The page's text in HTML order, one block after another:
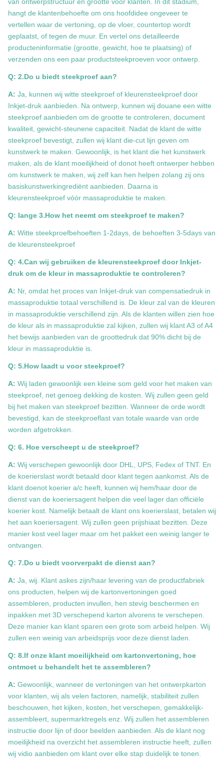
hangt de klantenbehoefte om ons hoofdidee ongeveer te
vertellen waar de vertoning, op de vloer, countertop wordt
geplaatst, of tegen de muur. En vertel ons detailleerde
producteninformatie (grootte, gewicht, hoe te plaatsing) of
verzenden ons een paar productsteekproeven voor ontwerp.
Q: 2.Do u biedt steekproef aan?
A: Ja, kunnen wij witte steekproef of kleurensteekproef door
Inkjet-druk aanbieden. Na ontwerp, kunnen wij douane een witte
steekproef aanbieden om de grootte te controleren, document
kwaliteit, gewicht-steunene capaciteit. Nadat de klant de witte
steekproef bevestigt, zullen wij klant die-cut lijn geven om
kunstwerk te maken. Gewoonlijk, is het klant die het kunstwerk
maken, als de klant moeilijkheid of donot heeft ontwerper hebben
om kunstwerk te maken, wij zelf kan hen helpen zolang zij ons
basiskunstwerkingrediënt aanbieden. Daarna is
kleurensteekproef vóór massaproduktie te maken.
Q: lange 3.How het neemt om steekproef te maken?
A: Witte steekproefbehoeften 1-2days, de behoeften 3-5days van
de kleurensteekproef
Q: 4.Can wij gebruiken de kleurensteekproef door Inkjet-
druk om de kleur in massaproduktie te controleren?
A: Nr, omdat het proces van Inkjet-druk van compensatiedruk in
massaproduktie totaal verschillend is. De kleur zal van de kleuren
in massaproduktie verschillend zijn. Als de klanten willen zien hoe
de kleur als in massaproduktie zal kijken, zullen wij klant A3 of A4
het bewijs aanbieden van de groottedruk dat 90% dicht bij de
kleur in massaproduktie is.
Q: 5.How laadt u voor steekproef?
A: Wij laden gewoonlijk een kleine som geld voor het maken van
steekproef, net genoeg dekking de kosten. Wij zullen geen geld
bij het maken van steekproef bezitten. Wanneer de orde wordt
bevestigd, kan de steekproeflast van totale waarde van orde
worden afgetrokken.
Q: 6. Hoe verscheept u de steekproef?
A: Wij verschepen gewoonlijk door DHL, UPS, Fedex of TNT. En
de koerierslast wordt betaald door klant tegen aankomst. Als de
klant doenot koerier a/c heeft, kunnen wij hem/haar door de
dienst van de koeriersagent helpen die veel lager dan officiële
koerier kost. Namelijk betaalt de klant ons koerierslast, betalen wij
het aan koeriersagent. Wij zullen geen prijshiaat bezitten. Deze
manier kost veel lager maar om het pakket een weinig langer te
ontvangen.
Q: 7.Do u biedt voorverpakt de dienst aan?
A: Ja, wij. Klant askes zijn/haar levering van de productfabriek
ons producten, helpen wij de kartonvertoningen goed
assembleren, producten invullen, hen stevig beschermen en
inpakken met 3D verschepend karton alvorens te verschepen.
Deze manier kan klant sparen een grote som arbeid helpen. Wij
zullen een weinig van arbeidsprijs voor deze dienst laden.
Q: 8.If onze klant moeilijkheid om kartonvertoning, hoe
ontmoet u behandelt het te assembleren?
A: Gewoonlijk, wanneer de vertoningen van het ontwerpkarton
voor klanten, wij als velen factoren, namelijk, stabiliteit zullen
beschouwen, het kijken, kosten, het verschepen, gemakkelijk-
assembleert, supermarktregels enz. Wij zullen het assembleren
instructie door lijn of door beelden aanbieden. Als de klant nog
moeilijkheid na overzicht het assembleren instructie heeft, zullen
wij vidio aanbieden om klant over elke stap duidelijk te tonen.